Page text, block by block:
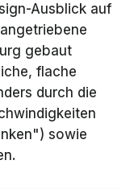
Ausblick auf
gebaut
flache
durch die
sowie